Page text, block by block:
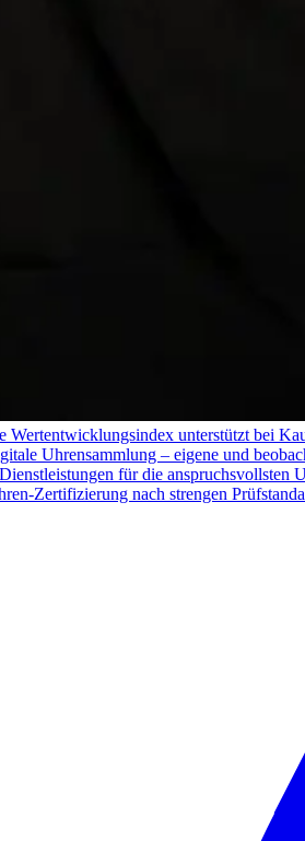
Wertentwicklungsindex unterstützt bei
Uhrensammlung – eigene und
für die anspruchsvollsten
Zertifizierung nach strengen